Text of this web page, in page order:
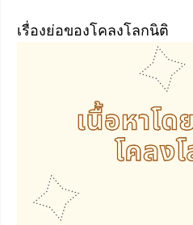
เรื่องย่อของโคลงโลกนิติ